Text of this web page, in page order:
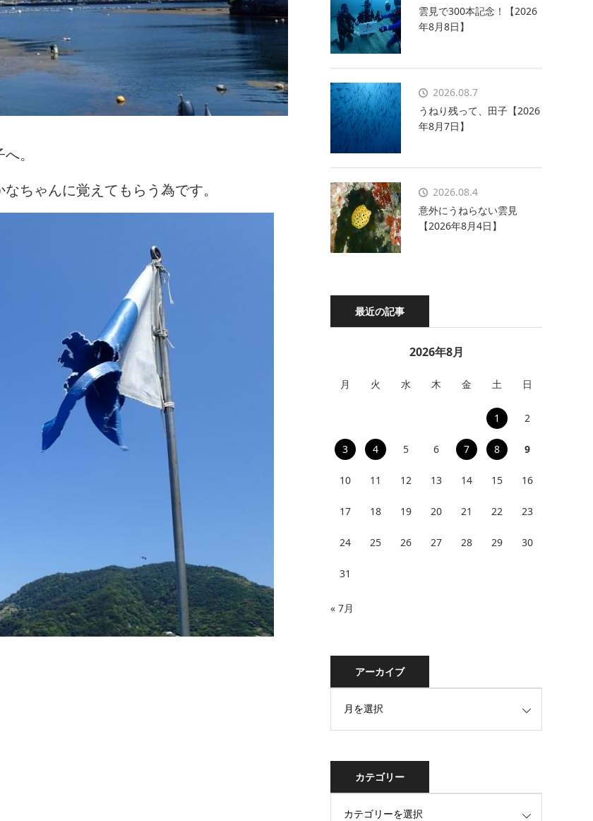
。
ちゃんに覚えてもらう為です。
雲見で300本記念！【2026
年8月8日】
2026.08.7
うねり残って、田子【2026
年8月7日】
2026.08.4
意外にうねらない雲見
【2026年8月4日】
最近の記事
2026年8月
月 火 水 木 金 土 日
1 2
3 4 5 6 7 8 9
10 11 12 13 14 15 16
17 18 19 20 21 22 23
24 25 26 27 28 29 30
31
« 7月
アーカイブ
カテゴリー